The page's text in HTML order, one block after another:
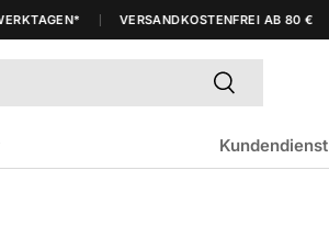
VERSANDKOSTENFREI AB 80 €
Suchen
Kundendienst